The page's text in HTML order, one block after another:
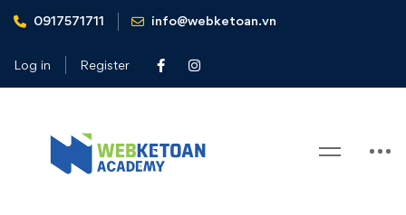
0917571711 info@webketoan.vn
Log in Register
Home Kiểm tra hạn sử dụng của chữ ký số
Tag: Kiểm tra hạn sử dụng của chữ